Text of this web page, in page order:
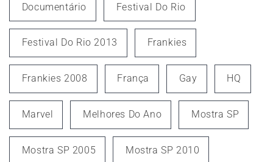
Documentário Festival Do Rio
Festival Do Rio 2013 Frankies
Frankies 2008 França Gay HQ
Marvel Melhores Do Ano Mostra SP
Mostra SP 2005 Mostra SP 2010